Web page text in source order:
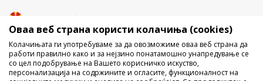
Оваа веб страна користи колачиња (cookies)
Колачињата ги употребуваме за да овозможиме оваа веб страна да
работи правилно како и за нејзино понатамошно унапредување се
со цел подобрување на Вашето корисничко искуство,
персонализација на содржините и огласите, функционалност на